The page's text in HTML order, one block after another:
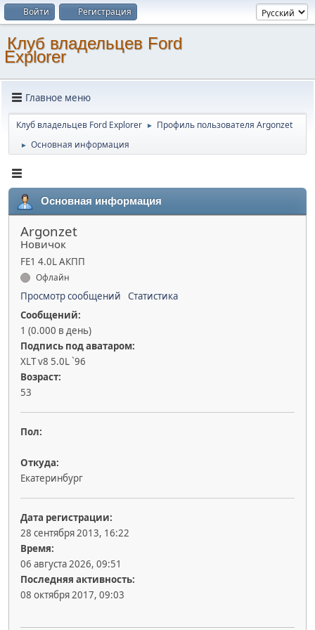
Войти Регистрация
Клуб владельцев Ford
Explorer
Главное меню
Клуб владельцев Ford Explorer ► Профиль пользователя Argonzet
► Основная информация
Основная информация
Argonzet
Новичок
FE1 4.0L АКПП
Офлайн
Просмотр сообщений
Статистика
Сообщений:
1 (0.000 в день)
Подпись под аватаром:
XLT v8 5.0L `96
Возраст:
53
Пол:
Откуда:
Екатеринбург
Дата регистрации:
28 сентября 2013, 16:22
Время:
06 августа 2026, 09:51
Последняя активность:
08 октября 2017, 09:03